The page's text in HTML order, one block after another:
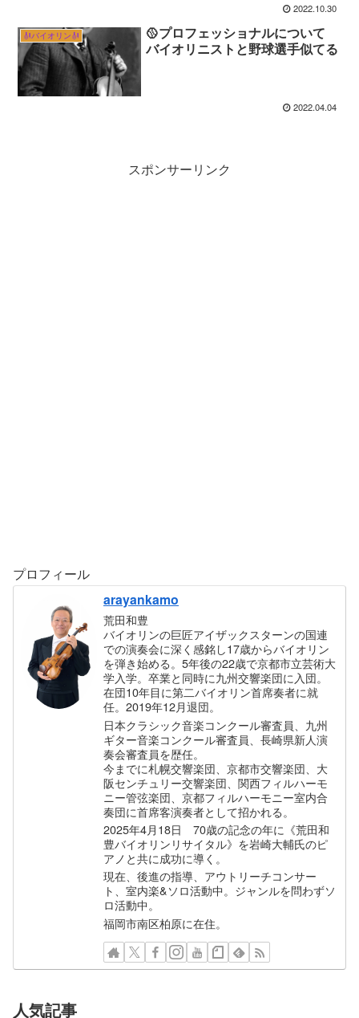
2022.10.30
🎻バイオリン🎻
🥎プロフェッショナルについて
バイオリニストと野球選手似てる
2022.04.04
スポンサーリンク
プロフィール
arayankamo
荒田和豊
バイオリンの巨匠アイザックスターンの国連
での演奏会に深く感銘し17歳からバイオリン
を弾き始める。5年後の22歳で京都市立芸術大
学入学。卒業と同時に九州交響楽団に入団。
在団10年目に第二バイオリン首席奏者に就
任。2019年12月退団。
日本クラシック音楽コンクール審査員、九州
ギター音楽コンクール審査員、長崎県新人演
奏会審査員を歴任。
今までに札幌交響楽団、京都市交響楽団、大
阪センチュリー交響楽団、関西フィルハーモ
ニー管弦楽団、京都フィルハーモニー室内合
奏団に首席客演奏者として招かれる。
2025年4月18日 70歳の記念の年に《荒田和
豊バイオリンリサイタル》を岩崎大輔氏のピ
アノと共に成功に導く。
現在、後進の指導、アウトリーチコンサー
ト、室内楽&ソロ活動中。ジャンルを問わずソ
ロ活動中。
福岡市南区柏原に在住。
人気記事